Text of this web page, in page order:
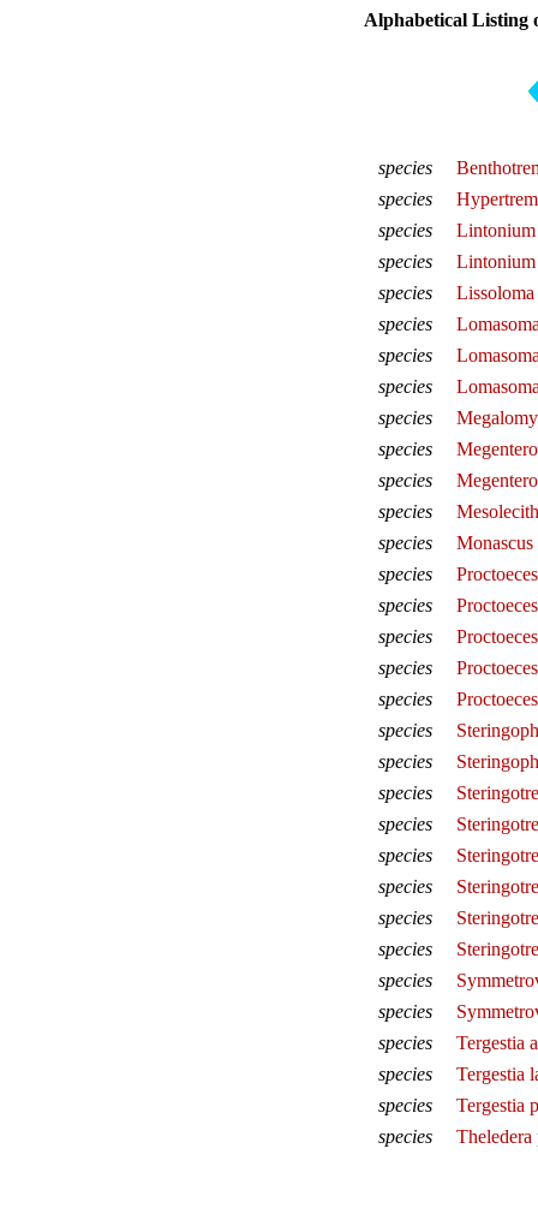
Alphabetical Listing
species
species
species
Lintonium
species
species
species
species
species
species
species
species
species
species
species
species
species
species
species
species
species
species
species
species
species
species
species
species
species
species
Tergestia
species
Tergestia
species
Tergestia
species
Theledera